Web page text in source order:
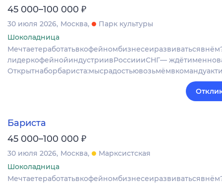
45 000–100 000 ₽
30 июля 2026 Москва
Парк культуры
Шоколадница
лидеркофейнойиндустриивРоссиииСНГ—
Бариста
45 000–100 000 ₽
30 июля 2026 Москва
Марксистская
Шоколадница